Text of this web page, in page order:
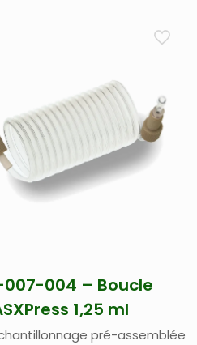
007-004 – Boucle
1,25 ml
pré-assemblée